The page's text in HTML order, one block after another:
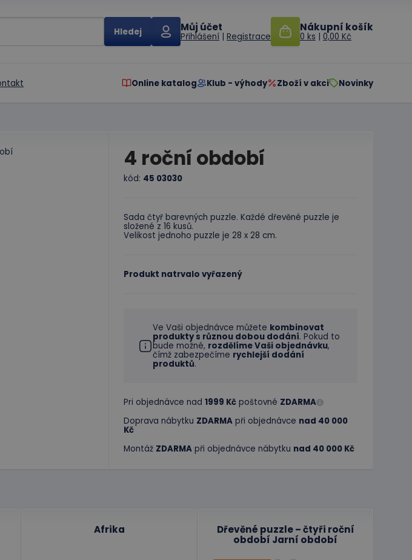
Můj účet
Přihlášení | Registrace
Nákupní košík
0 ks | 0,00 Kč
Online katalog Klub - výhody Zboží v akci Novinky
4 roční období
kód: 45 03030
Sada čtyř barevných puzzle. Každé dřevěné puzzle je
složené z 16 kusů.
Velikost jednoho puzzle je 28 x 28 cm.
Produkt natrvalo vyřazený
Ve Vaši objednávce můžete kombinovat
produkty s různou dobou dodání. Pokud to
bude možné, rozdělíme Vaši objednávku,
čímž zabezpečíme rychlejší dodání
produktů.
Pri objednávce nad 1999 Kč poštovné ZDARMA
Doprava nábytku ZDARMA při objednávce nad 40 000
Kč
Montáž ZDARMA při objednávce nábytku nad 40 000 Kč
Afrika
Dřevěné puzzle – čtyři roční
období Jarní období